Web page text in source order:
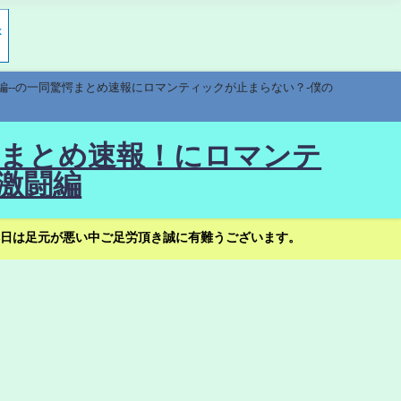
の一同驚愕まとめ速報にロマンティックが止まらない？-僕の
とめ速報！にロマンテ
闘編
足元が悪い中ご足労頂き誠に有難うございます。